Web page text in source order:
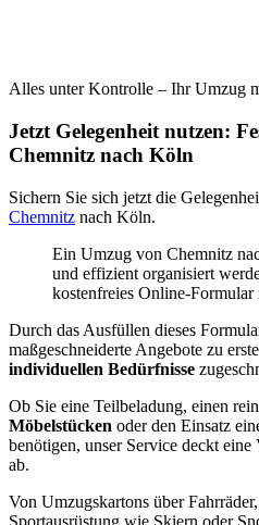
Alles unter Kontrolle – Ihr Umzug
Jetzt Gelegenheit nutzen:
Chemnitz nach Köln
Sichern Sie sich jetzt die
Chemnitz nach Köln.
Ein Umzug von Chemnitz
und effizient organisiert
kostenfreies Online-Formular
Durch das Ausfüllen dieses
maßgeschneiderte Angebote zu
individuellen Bedürfnisse
Ob Sie eine Teilbeladung, einen
Möbelstücken oder den Einsatz
benötigen, unser Service deckt
ab.
Von Umzugskartons über
Sportausrüstung wie Skiern oder